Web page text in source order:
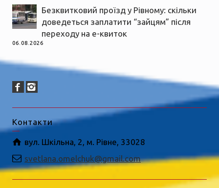
Безквитковий проїзд у Рівному: скільки
доведеться заплатити “зайцям” після
переходу на е-квиток
06.08.2026
Контакти
вул. Шкільна, 2, м. Рівне, 33028
svetlana.omelchuk@gmail.com